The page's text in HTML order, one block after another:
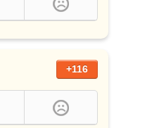
+116